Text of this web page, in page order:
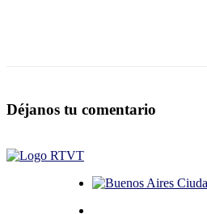
Déjanos tu comentario